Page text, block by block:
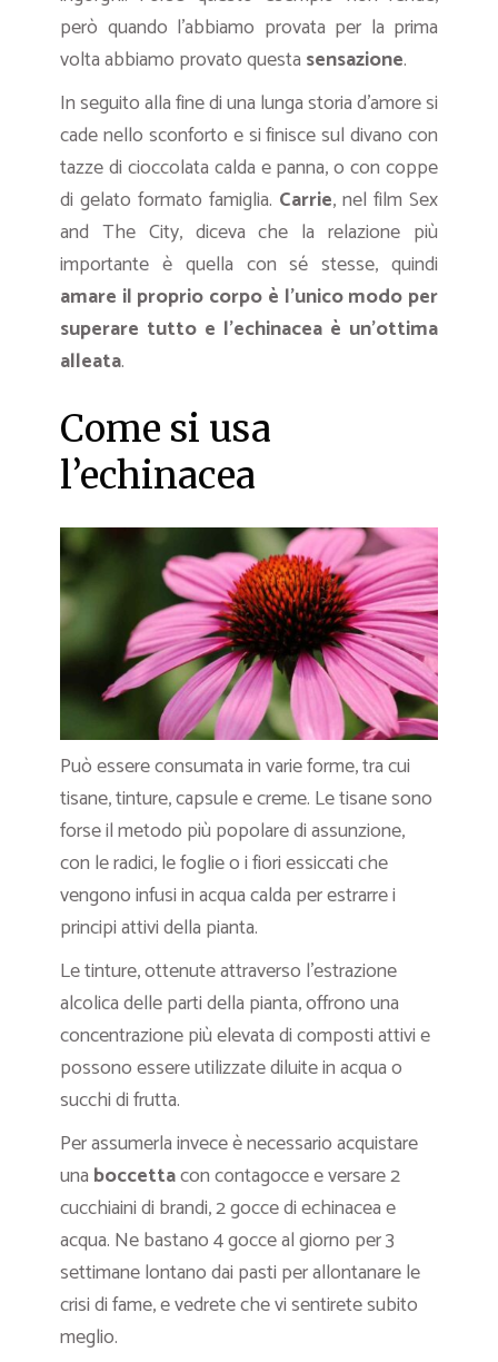
però quando l’abbiamo provata per la prima
volta abbiamo provato questa sensazione.
In seguito alla fine di una lunga storia d’amore si
cade nello sconforto e si finisce sul divano con
tazze di cioccolata calda e panna, o con coppe
di gelato formato famiglia. Carrie, nel film Sex
and The City, diceva che la relazione più
importante è quella con sé stesse, quindi
amare il proprio corpo è l’unico modo per
superare tutto e l’echinacea è un’ottima
alleata.
Come si usa
l’echinacea
Può essere consumata in varie forme, tra cui
tisane, tinture, capsule e creme. Le tisane sono
forse il metodo più popolare di assunzione,
con le radici, le foglie o i fiori essiccati che
vengono infusi in acqua calda per estrarre i
principi attivi della pianta.
Le tinture, ottenute attraverso l’estrazione
alcolica delle parti della pianta, offrono una
concentrazione più elevata di composti attivi e
possono essere utilizzate diluite in acqua o
succhi di frutta.
Per assumerla invece è necessario acquistare
una boccettacon contagocce e versare 2
cucchiaini di brandi, 2 gocce di echinacea e
acqua. Ne bastano 4 gocce al giorno per 3
settimane lontano dai pasti per allontanare le
crisi di fame, e vedrete che vi sentirete subito
meglio.